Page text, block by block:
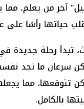
آخر من يعلم،
حياتها رأسًا على
تبدأ رحلة جديدة
سرعان ما تجد
تتوقعها، مما
بالكامل.